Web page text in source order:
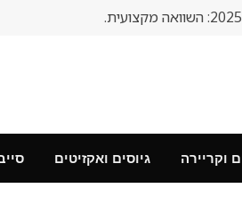
וקריירה גיוסים ואקזיטים